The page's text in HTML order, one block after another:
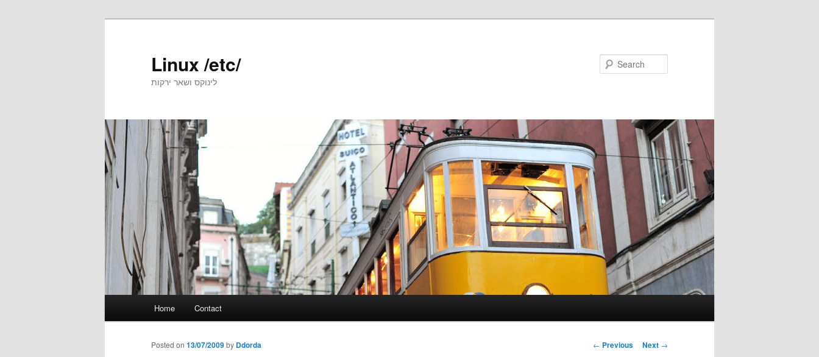
Linux /etc/
לינוקס ושאר ירקות
Home Contact
Post
← Previous Next →
Posted on 13/07/2009by Ddorda